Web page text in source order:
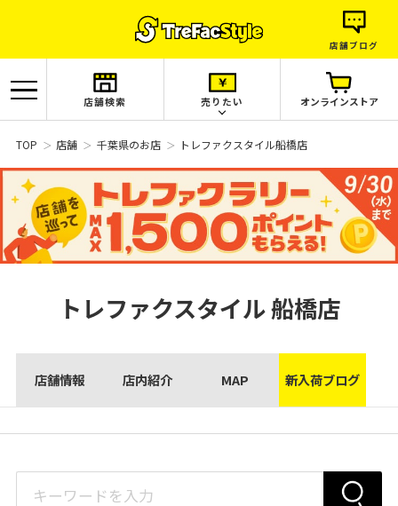
店舗ブログ
店舗検索 売りたい オンラインストア
TOP 店舗 千葉県のお店 トレファクスタイル船橋店
トレファクスタイル船橋店
店舗情報 店内紹介 MAP 新入荷ブログ